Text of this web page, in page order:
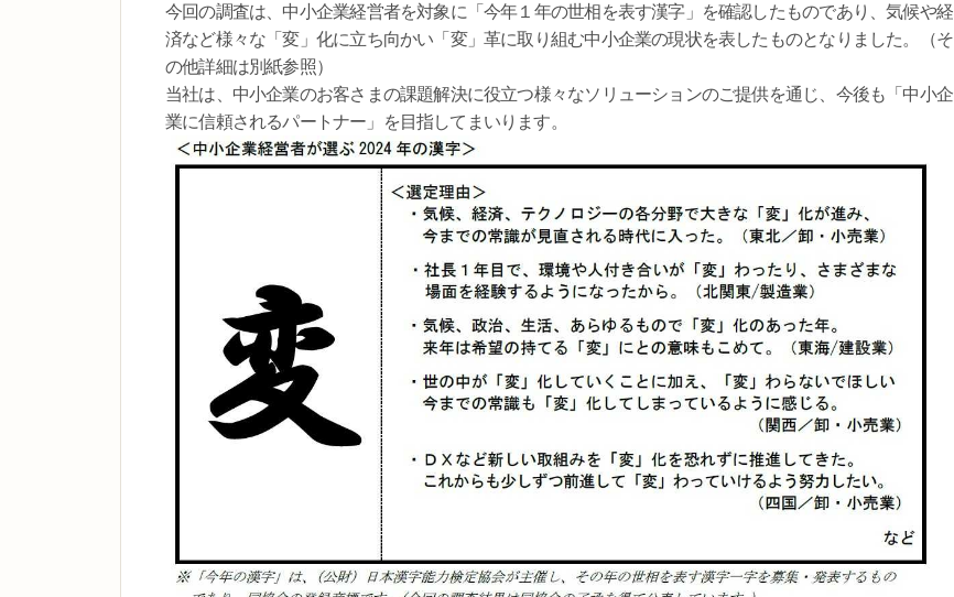
今回の調査は、中小企業経営者を対象に「今年１年の世相を表す漢字」を確認したものであり、気候や経
済など様々な「変」化に立ち向かい「変」革に取り組む中小企業の現状を表したものとなりました。（そ
の他詳細は別紙参照）
当社は、中小企業のお客さまの課題解決に役立つ様々なソリューションのご提供を通じ、今後も「中小企
業に信頼されるパートナー」を目指してまいります。